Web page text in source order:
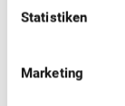
Statistiken
Marketing